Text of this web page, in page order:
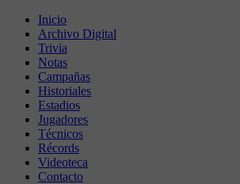
Inicio
Archivo Digital
Trivia
Notas
Campañas
Historiales
Estadios
Jugadores
Técnicos
Récords
Videoteca
Contacto